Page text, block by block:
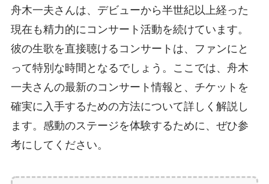
舟木一夫さんは、デビューから半世紀以上経った
現在も精力的にコンサート活動を続けています。
彼の生歌を直接聴けるコンサートは、ファンにと
って特別な時間となるでしょう。ここでは、舟木
一夫さんの最新のコンサート情報と、チケットを
確実に入手するための方法について詳しく解説し
ます。感動のステージを体験するために、ぜひ参
考にしてください。